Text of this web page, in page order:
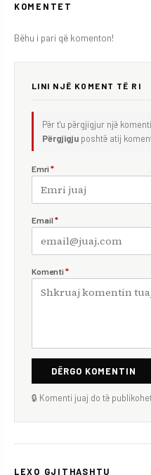
KOMENTET
Bëhu i pari që komenton!
LINI NJË KOMENT TË RI
Për t'u përgjigjur një
Përgjigju poshtë atij
Emri *
Email *
Komenti *
DËRGO KOMENTIN
🔒 Komenti juaj do të
LEXO GJITHASHTU